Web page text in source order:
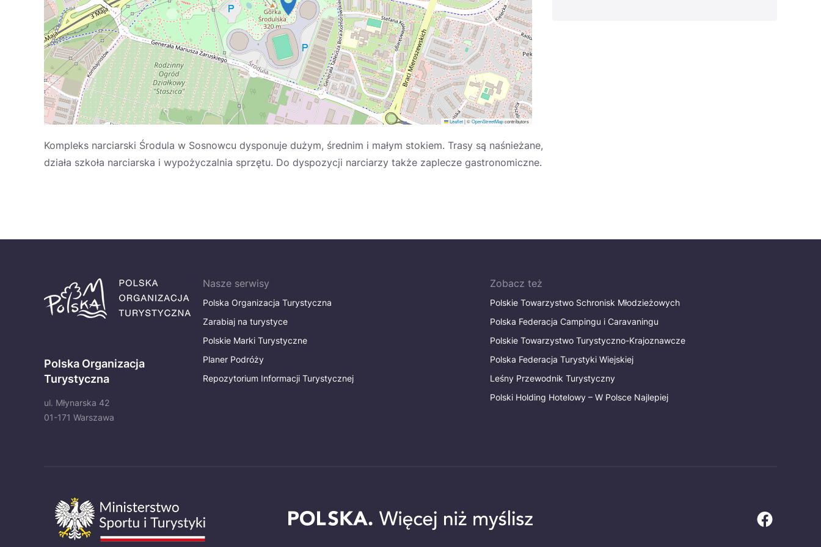
Leaflet|©OpenStreetMapcontributors
Kompleks narciarski Środula w Sosnowcu dysponuje dużym, średnim i małym stokiem. Trasy są naśnieżane,
działa szkoła narciarska i wypożyczalnia sprzętu. Do dyspozycji narciarzy także zaplecze gastronomiczne.
Polska Organizacja
Turystyczna
ul. Młynarska 42
01-171 Warszawa
Nasze serwisy
Polska Organizacja Turystyczna
Zarabiaj na turystyce
Polskie Marki Turystyczne
Planer Podróży
Repozytorium Informacji Turystycznej
Zobacz też
Polskie Towarzystwo Schronisk Młodzieżowych
Polska Federacja Campingu i Caravaningu
Polskie Towarzystwo Turystyczno-Krajoznawcze
Polska Federacja Turystyki Wiejskiej
Leśny Przewodnik Turystyczny
Polski Holding Hotelowy – W Polsce Najlepiej